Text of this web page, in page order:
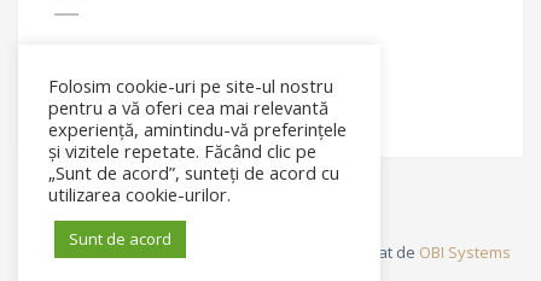
RSS - articole
© Elena Filip. All rights reserved ® - Site dezvoltat de OBI Systems
Folosim cookie-uri pe site-ul nostru
pentru a vă oferi cea mai relevantă
experiență, amintindu-vă preferințele
și vizitele repetate. Făcând clic pe
„Sunt de acord”, sunteți de acord cu
utilizarea cookie-urilor.
Sunt de acord